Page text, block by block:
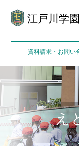
江戸川学
資料請求・お問い
え